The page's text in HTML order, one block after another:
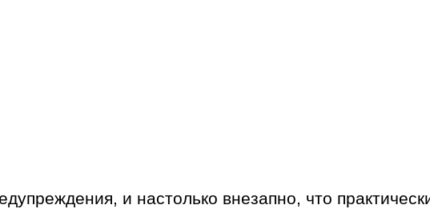
и настолько внезапно, что